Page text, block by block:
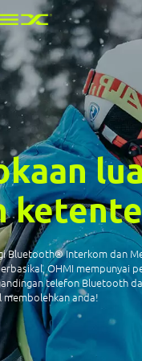
Bluetooth® Interkom dan
OHMI mempunyai
telefon Bluetooth
anda!